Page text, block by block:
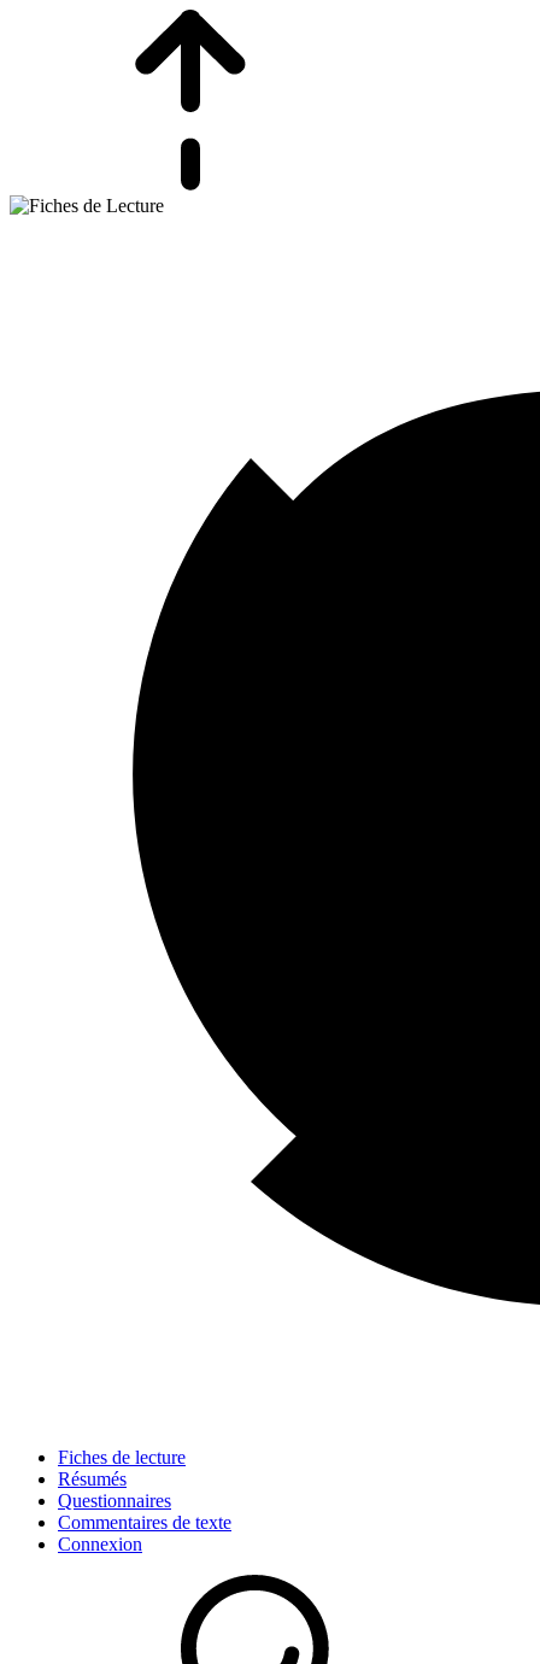
Fiches de lecture
Résumés
Questionnaires
Commentaires de texte
Connexion